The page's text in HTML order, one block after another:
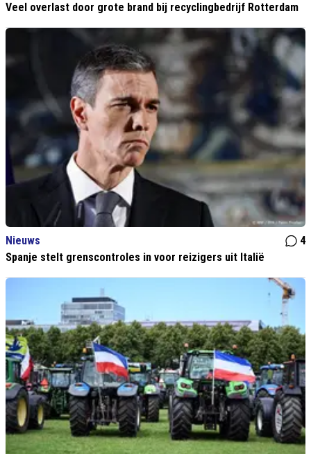
Veel overlast door grote brand bij recyclingbedrijf Rotterdam
Nieuws
4
Spanje stelt grenscontroles in voor reizigers uit Italië